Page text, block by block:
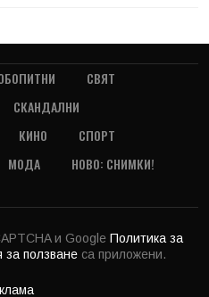
СВЯТ
СКАНДАЛНИ
КИНО
СПОРТ
МОДА
НОВО: СНИМКИ!
и Google Политика за
за ползване са приложени.